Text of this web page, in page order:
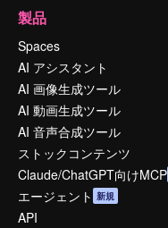
製品
Spaces
AI アシスタント
AI 画像生成ツール
AI 動画生成ツール
AI 音声合成ツール
ストックコンテンツ
Claude/ChatGPT向けMCP
エージェント 新規
API